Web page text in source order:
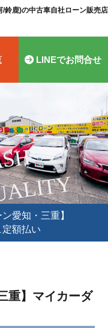
/鈴鹿)の中古車自社ローン販売
LINEでお問合せ
愛知・三重】
定額払い
重】マイカーダ